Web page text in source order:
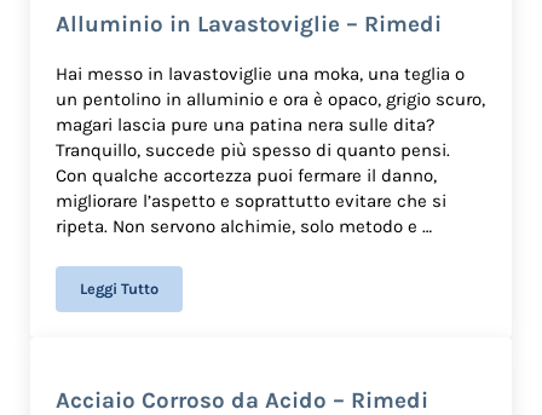
Alluminio in Lavastoviglie – Rimedi
Hai messo in lavastoviglie una moka, una teglia o
un pentolino in alluminio e ora è opaco, grigio scuro,
magari lascia pure una patina nera sulle dita?
Tranquillo, succede più spesso di quanto pensi.
Con qualche accortezza puoi fermare il danno,
migliorare l’aspetto e soprattutto evitare che si
ripeta. Non servono alchimie, solo metodo e …
Leggi TuttoAlluminio in Lavastoviglie – Rimedi
Acciaio Corroso da Acido – Rimedi